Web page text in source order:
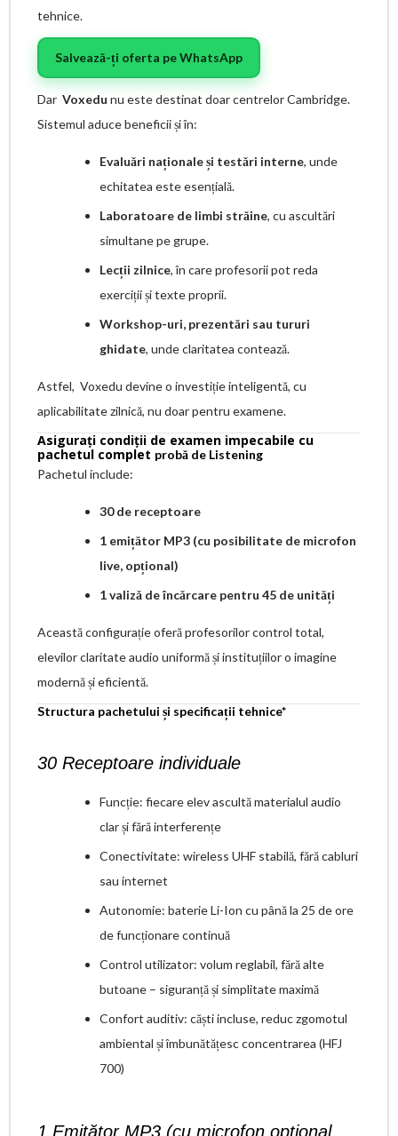
tehnice.
Salvează-ți oferta pe WhatsApp
Dar Voxedu nu este destinat doar centrelor Cambridge.
Sistemul aduce beneficii și în:
Evaluări naționale și testări interne, unde
echitatea este esențială.
Laboratoare de limbi străine, cu ascultări
simultane pe grupe.
Lecții zilnice, în care profesorii pot reda
exerciții și texte proprii.
Workshop-uri, prezentări sau tururi
ghidate, unde claritatea contează.
Astfel, Voxedu devine o investiție inteligentă, cu
aplicabilitate zilnică, nu doar pentru examene.
Asigurați condiții de examen impecabile cu
pachetul complet probă de Listening
Pachetul include:
30 de receptoare
1 emițător MP3 (cu posibilitate de microfon
live, opțional)
1 valiză de încărcare pentru 45 de unități
Această configurație oferă profesorilor control total,
elevilor claritate audio uniformă și instituțiilor o imagine
modernă și eficientă.
Structura pachetului și specificații tehnice*
30 Receptoare individuale
Funcție: fiecare elev ascultă materialul audio
clar și fără interferențe
Conectivitate: wireless UHF stabilă, fără cabluri
sau internet
Autonomie: baterie Li-Ion cu până la 25 de ore
de funcționare continuă
Control utilizator: volum reglabil, fără alte
butoane – siguranță și simplitate maximă
Confort auditiv: căști incluse, reduc zgomotul
ambiental și îmbunătățesc concentrarea (HFJ
700)
1 Emițător MP3 (cu microfon opțional